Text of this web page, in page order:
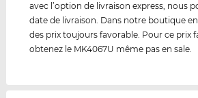
avec l’option de livraison express, nous
date de livraison. Dans notre boutique
des prix toujours favorable. Pour ce prix
obtenez le MK4067U même pas en sale.